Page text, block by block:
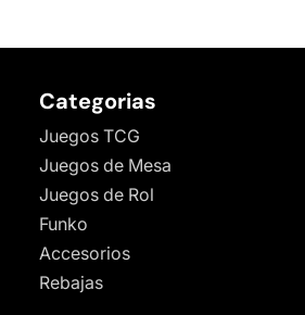
Categorias
Juegos TCG
Juegos de Mesa
Juegos de Rol
Funko
Accesorios
Rebajas